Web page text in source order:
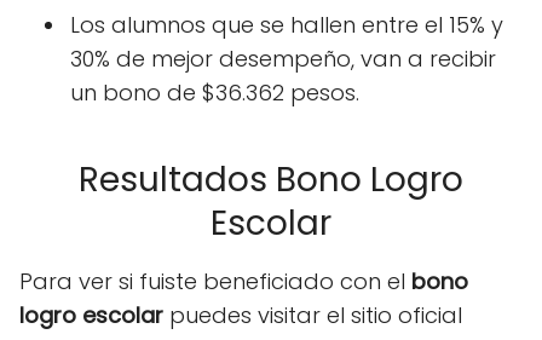
Los alumnos que se hallen entre el 15% y
30% de mejor desempeño, van a recibir
un bono de $36.362 pesos.
Resultados Bono Logro
Escolar
Para ver si fuiste beneficiado con el bono
logro escolar puedes visitar el sitio oficial